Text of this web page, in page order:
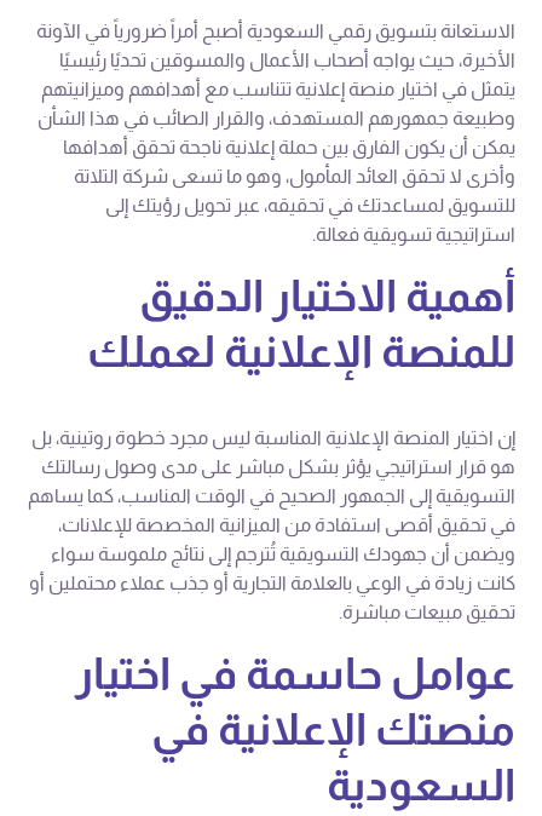
الاستعانة بتسويق رقمي السعودية أصبح أمراً ضرورياً في الآونة
الأخيرة، حيث يواجه أصحاب الأعمال والمسوقين تحديًا رئيسيًا
يتمثل في اختيار منصة إعلانية تتناسب مع أهدافهم وميزانيتهم
وطبيعة جمهورهم المستهدف، والقرار الصائب في هذا الشأن
يمكن أن يكون الفارق بين حملة إعلانية ناجحة تحقق أهدافها
وأخرى لا تحقق العائد المأمول، وهو ما تسعى شركة التلاتة
للتسويق لمساعدتك في تحقيقه، عبر تحويل رؤيتك إلى
استراتيجية تسويقية فعالة.
أهمية الاختيار الدقيق
للمنصة الإعلانية لعملك
إن اختيار المنصة الإعلانية المناسبة ليس مجرد خطوة روتينية، بل
هو قرار استراتيجي يؤثر بشكل مباشر على مدى وصول رسالتك
التسويقية إلى الجمهور الصحيح في الوقت المناسب، كما يساهم
في تحقيق أقصى استفادة من الميزانية المخصصة للإعلانات،
ويضمن أن جهودك التسويقية تُترجم إلى نتائج ملموسة سواء
كانت زيادة في الوعي بالعلامة التجارية أو جذب عملاء محتملين أو
تحقيق مبيعات مباشرة.
عوامل حاسمة في اختيار
منصتك الإعلانية في
السعودية